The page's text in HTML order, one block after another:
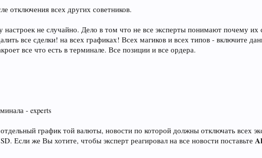
отключения всех других советников.
не случайно. Дело в том что не все эксперты понимают почему
все сделки! на всех графиках! Всех магиков и всех типов - включите
все что есть в терминале. Все позиции и все ордера.
- experts
график той валюты, новости по которой должны отключать всех
Если же Вы хотите, чтобы эксперт реагировал на все новости поставьте